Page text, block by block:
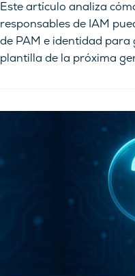
Este artículo analiza
responsables de IAM
de PAM e identidad
plantilla de la próxima